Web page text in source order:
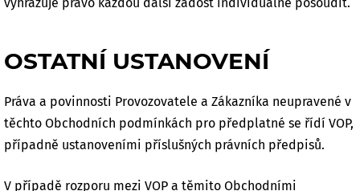
OSTATNÍ USTANOVENÍ
Práva a povinnosti Provozovatele a Zákazníka neupravené v
těchto Obchodních podmínkách pro předplatné se řídí VOP,
případně ustanoveními příslušných právních předpisů.
V případě rozporu mezi VOP a těmito Obchodními